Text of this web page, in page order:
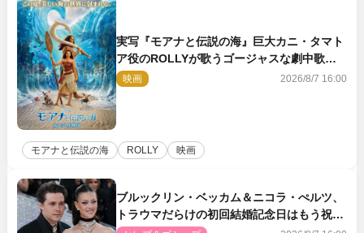
実写『モアナと伝説の海』巨大カニ・タマト
ア役のROLLYが歌うゴージャスな劇中歌
「シャイニー」本編映像解禁
映画 2026/8/7 16:00
モアナと伝説の海 ROLLY 映画
ブルックリン・ベッカム＆ニコラ・ぺルツ、
トラウマだらけの初回結婚記念日はもう祝わ